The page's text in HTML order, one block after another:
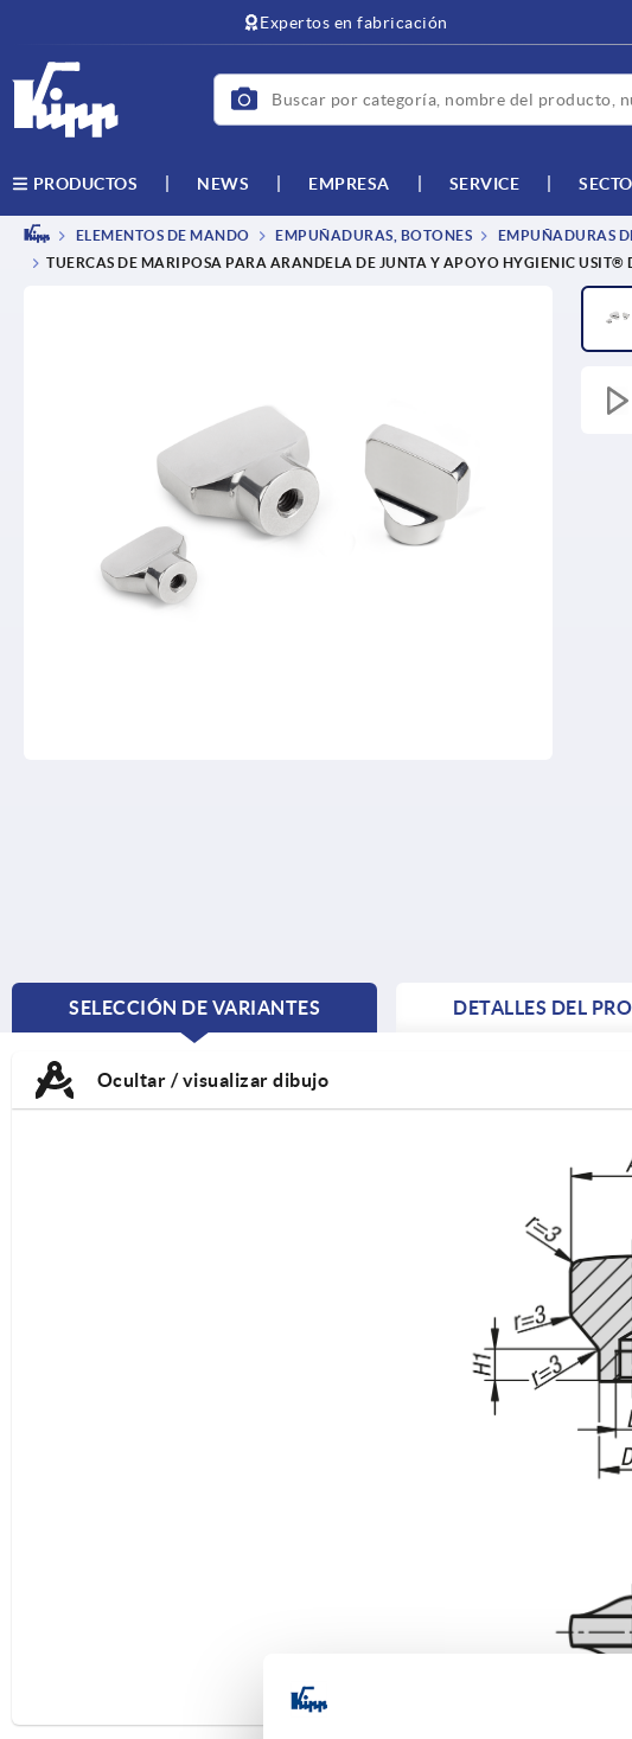
Expertos en fabricación
PRODUCTOS NEWS EMPRESA SERVICE
ELEMENTOS DE MANDO EMPUÑADURAS, BOTONES
EMPUÑADURAS
TUERCAS DE MARIPOSA PARA ARANDELA DE JUNTA Y APOYO HYGIENIC USIT®
SELECCIÓN DE VARIANTES
CURRENT
DETALLES DEL
Ocultar / visualizar dibujo